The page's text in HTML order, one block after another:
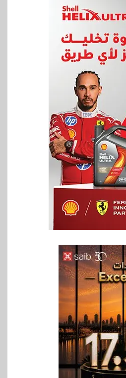
تنظم ندوة إلكترونية
الصادرات وتحقيق
رؤية مصر 2030
يشارك في فعالية اليوم
للشباب ويقدم العديد من
المجانية